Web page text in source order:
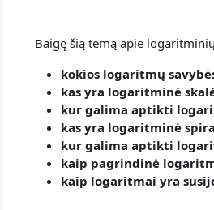
Схема розділу
Baigę šią temą apie
kokios logaritmų
kas yra logaritminė
kur galima aptikti
kas yra logaritminė
kur galima aptikti
kaip pagrindinė
kaip logaritmai yra